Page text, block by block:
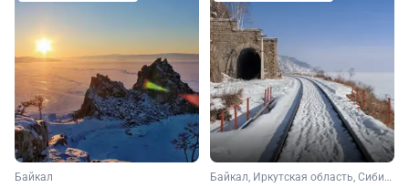
Байкал Байкал, Иркутская область, Сибирь